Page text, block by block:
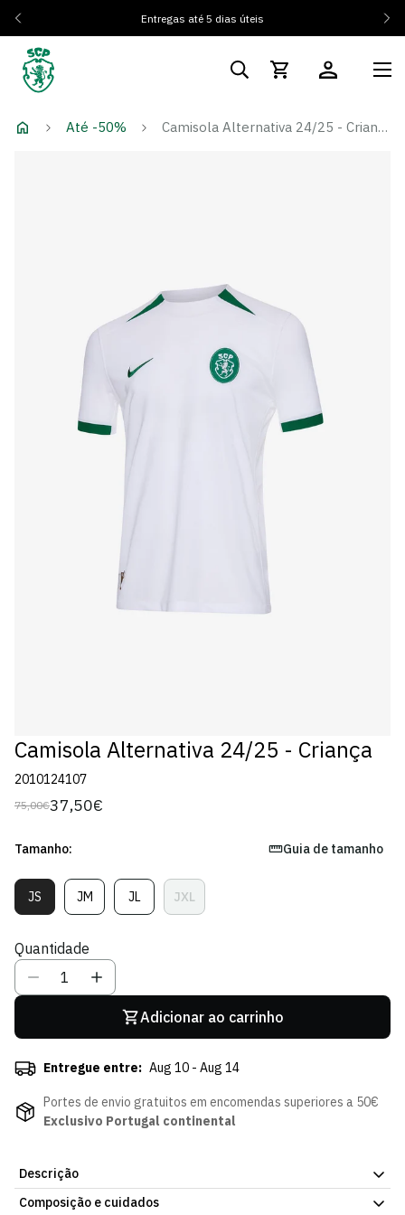
Entregas até 5 dias úteis
Até -50% Camisola Alternativa 24/25 - Criança
Camisola Alternativa 24/25 - Criança
2010124107
Preço
75,00€
Preço
venda
37,50€
Tamanho: Guia de tamanho
JSVariante
Esgotada
Indisponível
JMVariante
Esgotada
Indisponível
JLVariante
Esgotada
JXLVariante
Esgotada
Quantidade
Adicionar ao carrinho
Entregue entre: Aug 10 - Aug 14
Portes de envio gratuitos em encomendas superiores a 50€
Exclusivo Portugal continental
Descrição
Camisola Alternativa 24/25 - Criança. Uma peça fácil de usar,
Composição e cuidados